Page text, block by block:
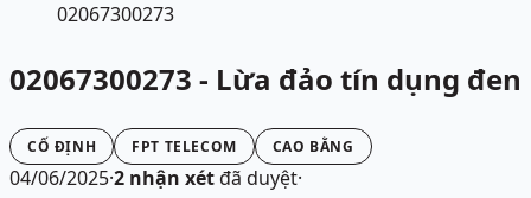
02067300273
02067300273 - Lừa đảo tín dụng đen
CỐ ĐỊNH FPT TELECOM CAO BẰNG
04/06/2025·2 nhận xétđã duyệt·